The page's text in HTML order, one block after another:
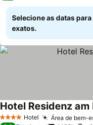
Selecione as datas
exatos.
4 EstrelasHotel Área de bem-
Hotel Residenz